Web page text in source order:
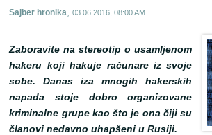
Sajber hronika,03.06.2016, 08:00 AM
Zaboravite na stereotip o usamljenom
hakeru koji hakuje računare iz svoje
sobe. Danas iza mnogih hakerskih
napada stoje dobro organizovane
kriminalne grupe kao što je ona čiji su
članovi nedavno uhapšeni u Rusiji.